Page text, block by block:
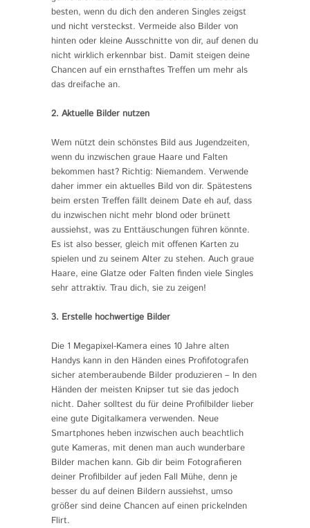
besten, wenn du dich den anderen Singles zeigst
und nicht versteckst. Vermeide also Bilder von
hinten oder kleine Ausschnitte von dir, auf denen du
nicht wirklich erkennbar bist. Damit steigen deine
Chancen auf ein ernsthaftes Treffen um mehr als
das dreifache an.
2. Aktuelle Bilder nutzen
Wem nützt dein schönstes Bild aus Jugendzeiten,
wenn du inzwischen graue Haare und Falten
bekommen hast? Richtig: Niemandem. Verwende
daher immer ein aktuelles Bild von dir. Spätestens
beim ersten Treffen fällt deinem Date eh auf, dass
du inzwischen nicht mehr blond oder brünett
aussiehst, was zu Enttäuschungen führen könnte.
Es ist also besser, gleich mit offenen Karten zu
spielen und zu seinem Alter zu stehen. Auch graue
Haare, eine Glatze oder Falten finden viele Singles
sehr attraktiv. Trau dich, sie zu zeigen!
3. Erstelle hochwertige Bilder
Die 1 Megapixel-Kamera eines 10 Jahre alten
Handys kann in den Händen eines Profifotografen
sicher atemberaubende Bilder produzieren – In den
Händen der meisten Knipser tut sie das jedoch
nicht. Daher solltest du für deine Profilbilder lieber
eine gute Digitalkamera verwenden. Neue
Smartphones heben inzwischen auch beachtlich
gute Kameras, mit denen man auch wunderbare
Bilder machen kann. Gib dir beim Fotografieren
deiner Profilbilder auf jeden Fall Mühe, denn je
besser du auf deinen Bildern aussiehst, umso
größer sind deine Chancen auf einen prickelnden
Flirt.